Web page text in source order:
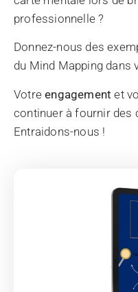
professionnelle ?
Donnez-nous des
du Mind Mapping dans
Votreengagement et
continuer à fournir des
Entraidons-nous !